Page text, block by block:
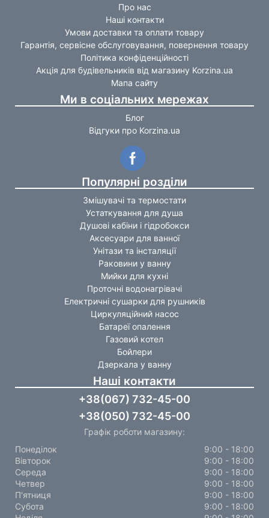
Про нас
Наші контакти
Умови доставки та оплати товару
Гарантія, сервісне обслуговування, повернення товару
Політика конфіденційності
Акція для будівельників від магазину Korzina.ua
Мапа сайту
Ми в соціальних мережах
Блог
Відгуки про Korzina.ua
Популярні розділи
Змішувачі та термостати
Устаткування для душа
Душові кабіни і гідробокси
Аксесуари для ванної
Унітази та інсталяції
Раковини у ванну
Мийки для кухні
Проточні водонагрівачі
Електричні сушарки для рушників
Циркуляційний насос
Батареї опалення
Газовий котел
Бойлери
Дзеркала у ванну
Наші контакти
+38(067) 732-45-00
+38(050) 732-45-00
Графік роботи магазину:
Понеділок
9:00 - 18:00
Вівторок
9:00 - 18:00
Середа
9:00 - 18:00
Четвер
9:00 - 18:00
П'ятниця
9:00 - 18:00
Субота
9:00 - 18:00